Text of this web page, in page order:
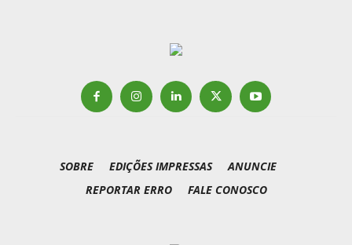
SOBRE EDIÇÕES IMPRESSAS
ANUNCIE
REPORTAR ERRO
FALE CONOSCO